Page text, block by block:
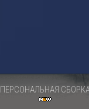
ПЕРСОНАЛЬНАЯ